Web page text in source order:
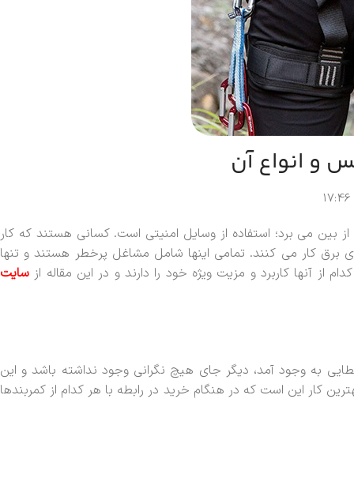
و انواع آن
17:46
می برد؛ استفاده از وسایل امنیتی است. کسانی هستند که کار
برق کار می کنند. تمامی اینها شامل مشاغل پرخطر هستند و تنها
آنها کاربرد و مزیت ویژه خود را دارند و در این مقاله از سایت
به وجود آمد، دیگر جای هیچ نگرانی وجود نداشته باشد و این
کار این است که در هنگام خرید در رابطه با هر کدام از کمربندها